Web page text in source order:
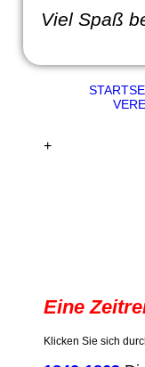
Viel Spaß
+
Eine
Klicken Sie sich